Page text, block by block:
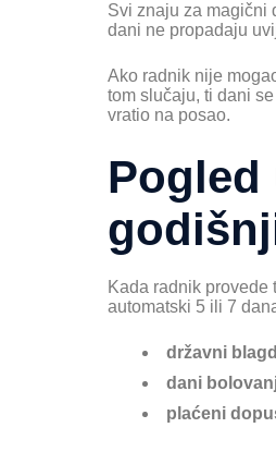
Svi znaju za magični
dani ne propadaju
Ako radnik nije
tom slučaju, ti dani
vratio na posao.
Pogled
Kada radnik
automatski 5 ili 7
državni
dani
plaćeni